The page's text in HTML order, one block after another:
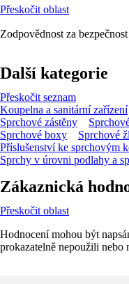
Přeskočit oblast
Zodpovědnost za
Další kategorie
Přeskočit seznam
Koupelna a sanitární zařízení
Sprchové zástěny
Sprchové boxy
Sprchové
Příslušenství ke sprchovým
Sprchy v úrovni podlahy a
Zákaznická
Přeskočit oblast
Hodnocení mohou být
prokazatelně nepoužili nebo